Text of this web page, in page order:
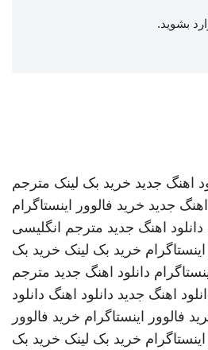
بشوید.
اهنگ جدید خرید بک لینک مترجم
اهنگ جدید خرید فالوور اینستاگرام
دانلود اهنگ جدید مترجم انگلیسی
خرید بک لینک خرید بک
دانلود اهنگ جدید مترجم
اهنگ جدید دانلود اهنگ دانلود
فالوور اینستاگرام خرید فالوور
خرید بک لینک خرید بک